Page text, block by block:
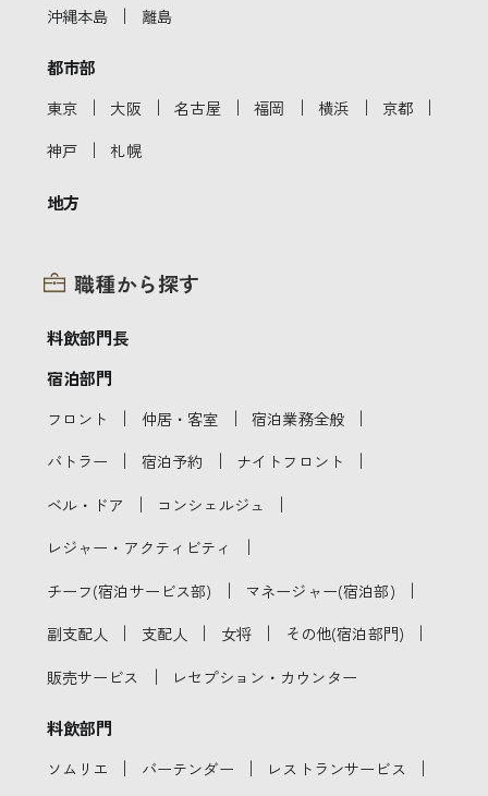
沖縄本島 ｜ 離島
都市部
東京 ｜ 大阪 ｜ 名古屋 ｜ 福岡 ｜ 横浜 ｜ 京都 ｜
神戸 ｜ 札幌
地方
職種から探す
料飲部門長
宿泊部門
フロント ｜ 仲居・客室 ｜ 宿泊業務全般 ｜
バトラー ｜ 宿泊予約 ｜ ナイトフロント ｜
ベル・ドア ｜ コンシェルジュ ｜
レジャー・アクティビティ ｜
チーフ(宿泊サービス部) ｜ マネージャー(宿泊部) ｜
副支配人 ｜ 支配人 ｜ 女将 ｜ その他(宿泊部門) ｜
販売サービス ｜ レセプション・カウンター
料飲部門
ソムリエ ｜ バーテンダー ｜ レストランサービス ｜